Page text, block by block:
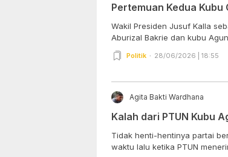
Pertemuan Kedua Kubu
Wakil Presiden Jusuf Kalla
Aburizal Bakrie dan kubu
Politik 28/06/2026 | 18:55
Agita Bakti Wardhana
Kalah dari PTUN Kubu
Tidak henti-hentinya partai
waktu lalu ketika PTUN